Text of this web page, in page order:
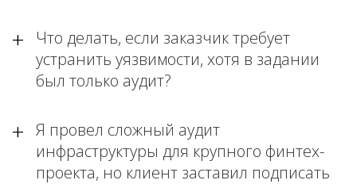
Что делать, если заказчик требует
устранить уязвимости, хотя в задании
был только аудит?
Я провел сложный аудит
инфраструктуры для крупного финтех-
проекта, но клиент заставил подписать